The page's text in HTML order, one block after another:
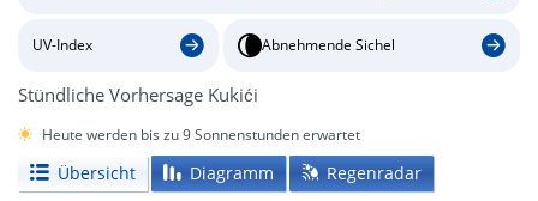
UV-Index Abnehmende Sichel
Stündliche Vorhersage Kukići
Heute werden bis zu 9 Sonnenstunden erwartet
Übersicht Diagramm Regenradar